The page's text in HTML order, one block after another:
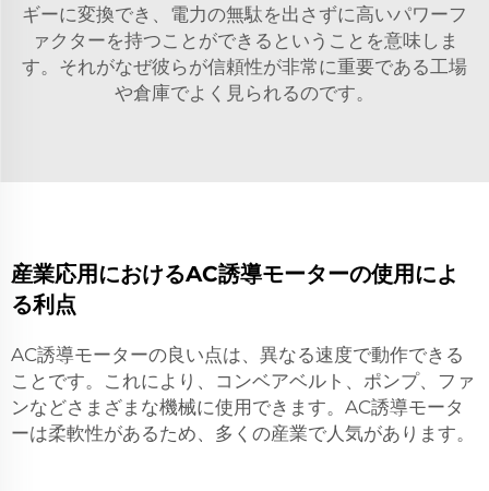
ギーに変換でき、電力の無駄を出さずに高いパワーフ
ァクターを持つことができるということを意味しま
す。それがなぜ彼らが信頼性が非常に重要である工場
や倉庫でよく見られるのです。
産業応用におけるAC誘導モーターの使用によ
る利点
AC誘導モーターの良い点は、異なる速度で動作できる
ことです。これにより、コンベアベルト、ポンプ、ファ
ンなどさまざまな機械に使用できます。AC誘導モータ
ーは柔軟性があるため、多くの産業で人気があります。